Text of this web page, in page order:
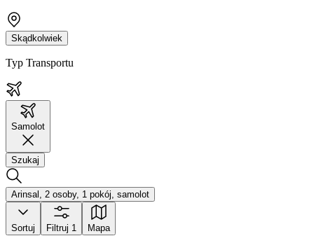
Skądkolwiek
Typ Transportu
Samolot
Szukaj
Arinsal, 2 osoby, 1 pokój, samolot
Sortuj Filtruj 1 Mapa